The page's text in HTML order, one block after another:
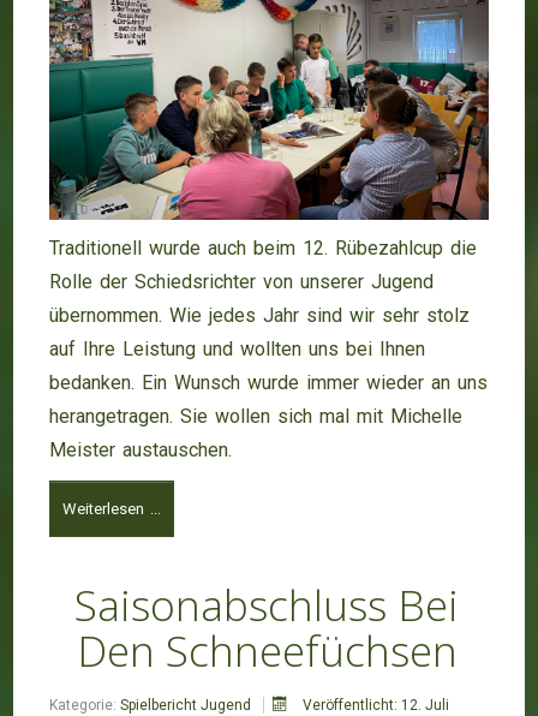
Traditionell wurde auch beim 12. Rübezahlcup die
Rolle der Schiedsrichter von unserer Jugend
übernommen. Wie jedes Jahr sind wir sehr stolz
auf Ihre Leistung und wollten uns bei Ihnen
bedanken. Ein Wunsch wurde immer wieder an uns
herangetragen. Sie wollen sich mal mit Michelle
Meister austauschen.
Weiterlesen ...
Saisonabschluss Bei
Den Schneefüchsen
Kategorie:Spielbericht Jugend Veröffentlicht: 12. Juli